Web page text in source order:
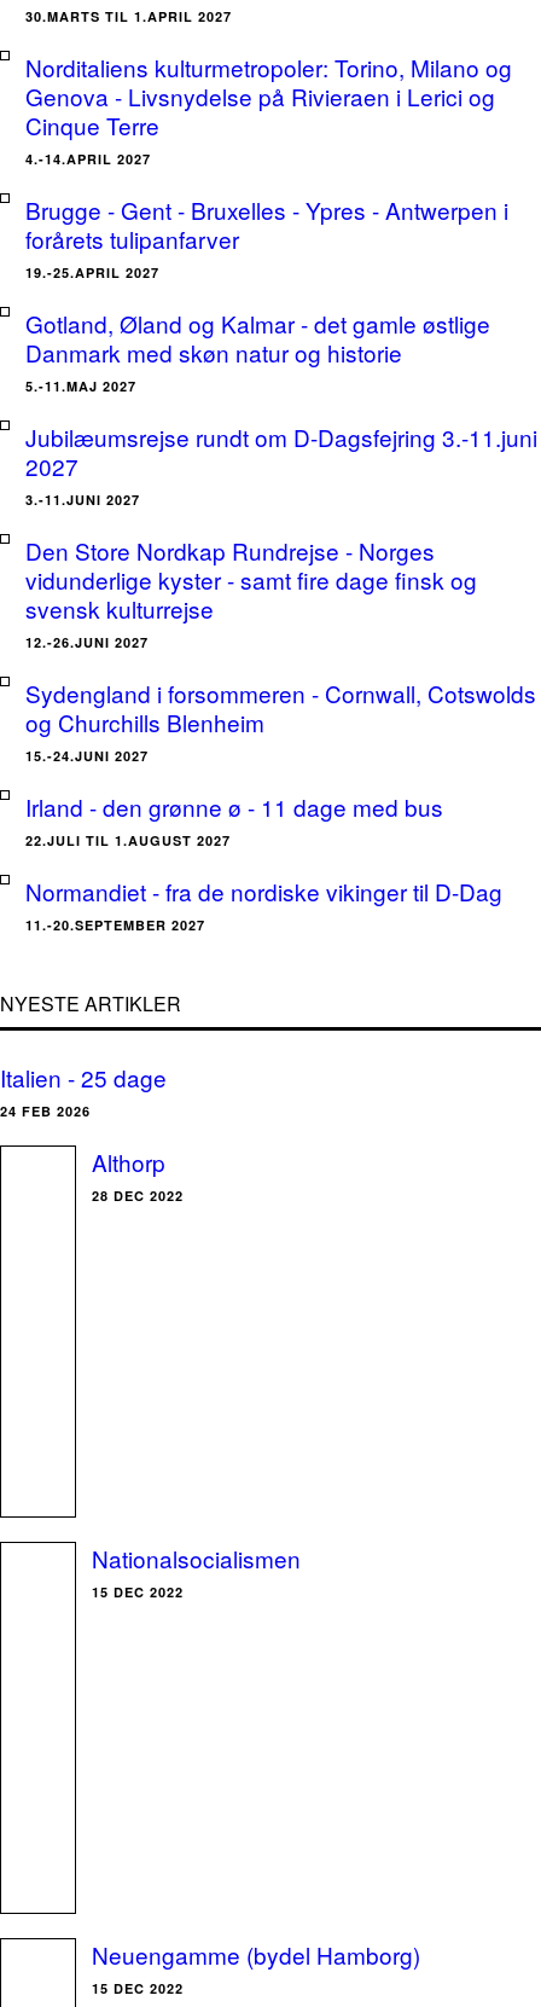
30.MARTS TIL 1.APRIL 2027
Norditaliens kulturmetropoler: Torino, Milano og
Genova - Livsnydelse på Rivieraen i Lerici og
Cinque Terre
4.-14.APRIL 2027
Brugge - Gent - Bruxelles - Ypres - Antwerpen i
forårets tulipanfarver
19.-25.APRIL 2027
Gotland, Øland og Kalmar - det gamle østlige
Danmark med skøn natur og historie
5.-11.MAJ 2027
Jubilæumsrejse rundt om D-Dagsfejring 3.-11.juni
2027
3.-11.JUNI 2027
Den Store Nordkap Rundrejse - Norges
vidunderlige kyster - samt fire dage finsk og
svensk kulturrejse
12.-26.JUNI 2027
Sydengland i forsommeren - Cornwall, Cotswolds
og Churchills Blenheim
15.-24.JUNI 2027
Irland - den grønne ø - 11 dage med bus
22.JULI TIL 1.AUGUST 2027
Normandiet - fra de nordiske vikinger til D-Dag
11.-20.SEPTEMBER 2027
NYESTE ARTIKLER
Italien - 25 dage
24 FEB 2026
Althorp
28 DEC 2022
Nationalsocialismen
15 DEC 2022
Neuengamme (bydel Hamborg)
15 DEC 2022